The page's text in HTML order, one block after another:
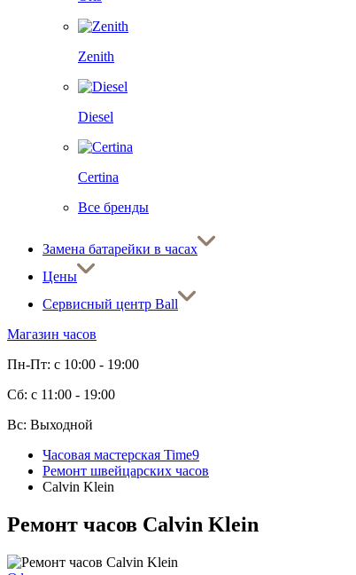
Zenith
Diesel
Certina
Все бренды
Замена батарейки в часах
Цены
Сервисный центр Ball
Магазин часов
Пн-Пт: с 10:00 - 19:00
Сб: с 11:00 - 19:00
Вс: Выходной
Часовая мастерская Time9
Ремонт швейцарских часов
Calvin Klein
Ремонт часов Calvin Klein